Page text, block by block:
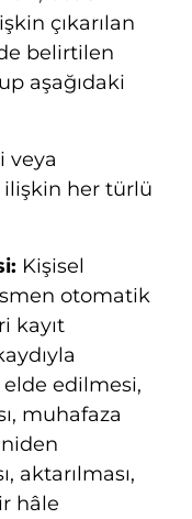
çıkarılan
belirtilen
aşağıdaki
veya
her türlü
Kişisel
otomatik
kayıt
edilmesi,
muhafaza
aktarılması,
hâle